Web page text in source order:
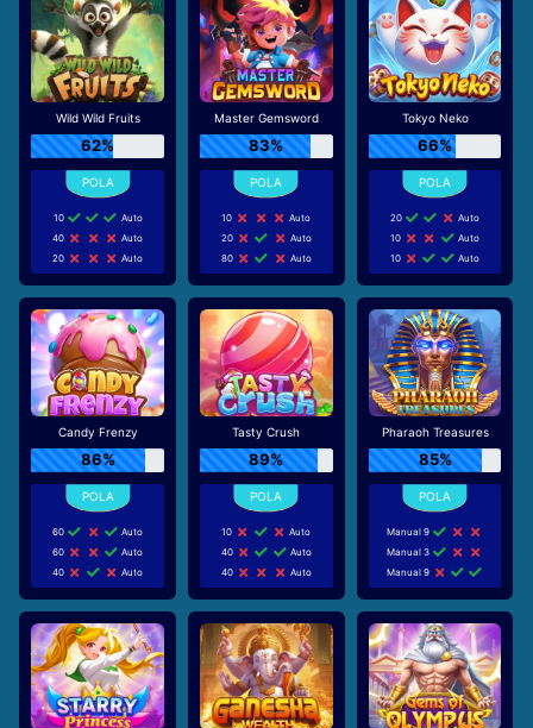
Wild Wild Fruits
62%
10
Auto
40
Auto
20
Auto
Master Gemsword
83%
10
Auto
20
Auto
80
Auto
Tokyo Neko
66%
20
Auto
10
Auto
10
Auto
Candy Frenzy
86%
60
Auto
60
Auto
40
Auto
Tasty Crush
89%
10
Auto
40
Auto
40
Auto
Pharaoh Treasures
85%
Manual 9
Manual 3
Manual 9